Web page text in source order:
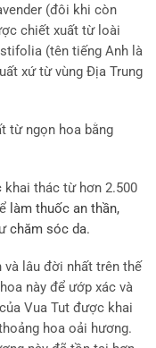
(đôi khi còn
chiết xuất từ loài
(tên tiếng Anh là
xứ từ vùng Địa Trung
từ ngọn hoa bằng
thác từ hơn 2.500
làm thuốc an thần,
chăm sóc da.
lâu đời nhất trên thế
này để ướp xác và
Vua Tut được khai
hoa oải hương.